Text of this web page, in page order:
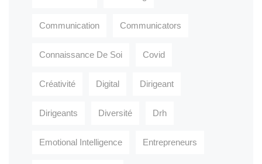
Communication Communicators
Connaissance De Soi Covid
Créativité Digital Dirigeant
Dirigeants Diversité Drh
Emotional Intelligence Entrepreneurs